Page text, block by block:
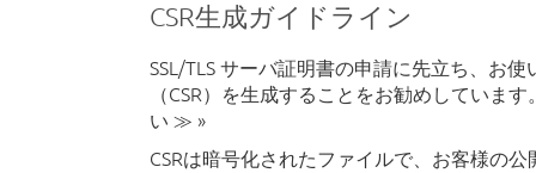
CSR生成ガイドライン
SSL/TLS サーバ証明書の申請に先立ち、お
（CSR）を生成することをお勧めしていま
い ≫ »
CSRは暗号化されたファイルで、お客様の